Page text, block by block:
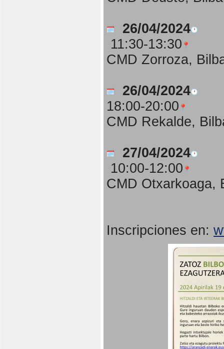
26/04/2024
11:30-13:30
CMD Zorroza,
26/04/2024
18:00-20:00
CMD Rekalde,
27/04/2024
10:00-12:00
CMD Otxarkoaga,
Inscripciones en: